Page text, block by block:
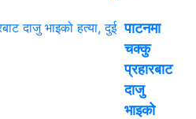
पाटनमा
चक्कु
प्रहारबाट
दाजु
भाइको